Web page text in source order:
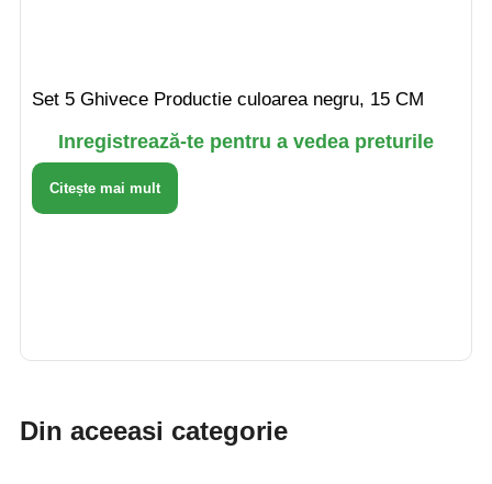
Set 5 Ghivece Productie culoarea negru, 15 CM
Inregistrează-te pentru a vedea preturile
Citește mai mult
Din aceeasi categorie